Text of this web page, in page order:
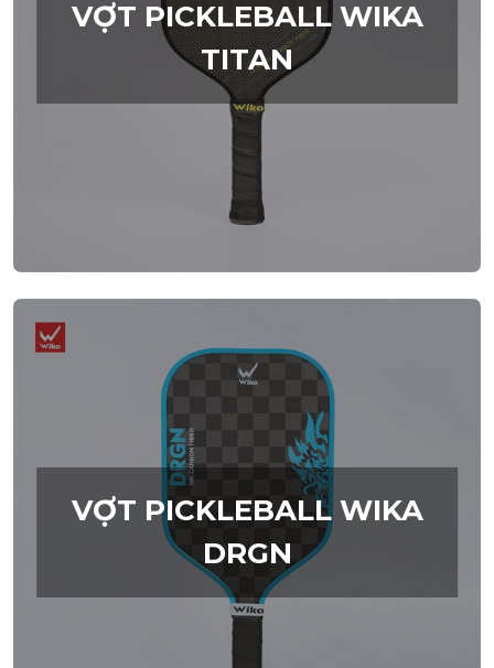
VỢT PICKLEBALL WIKA
TITAN
VỢT PICKLEBALL WIKA
DRGN